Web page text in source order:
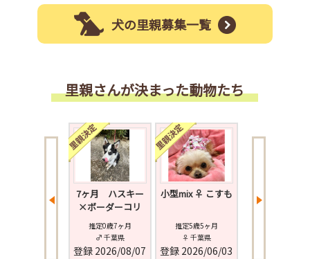
犬の里親募集一覧
里親さんが決まった動物たち
可愛い
ワMIXベビー
7ヶ月 ハスキー
×ボーダーコリ
ー MIX犬 …
推定0歳7ヶ月
♂ 千葉県
登録 2026/08/07
小型mix ♀ こすも
推定5歳5ヶ月
♀ 千葉県
登録 2026/06/03
小型mix ♀ あ